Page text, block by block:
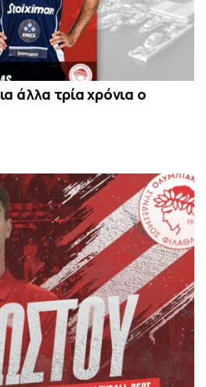
άλλα τρία χρόνια ο